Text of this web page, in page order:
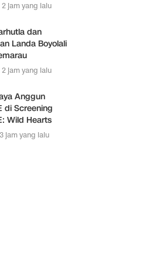
2 jam yang lalu
dan
Landa Boyolali
2 jam yang lalu
Anggun
di Screening
Wild Hearts
3 jam yang lalu